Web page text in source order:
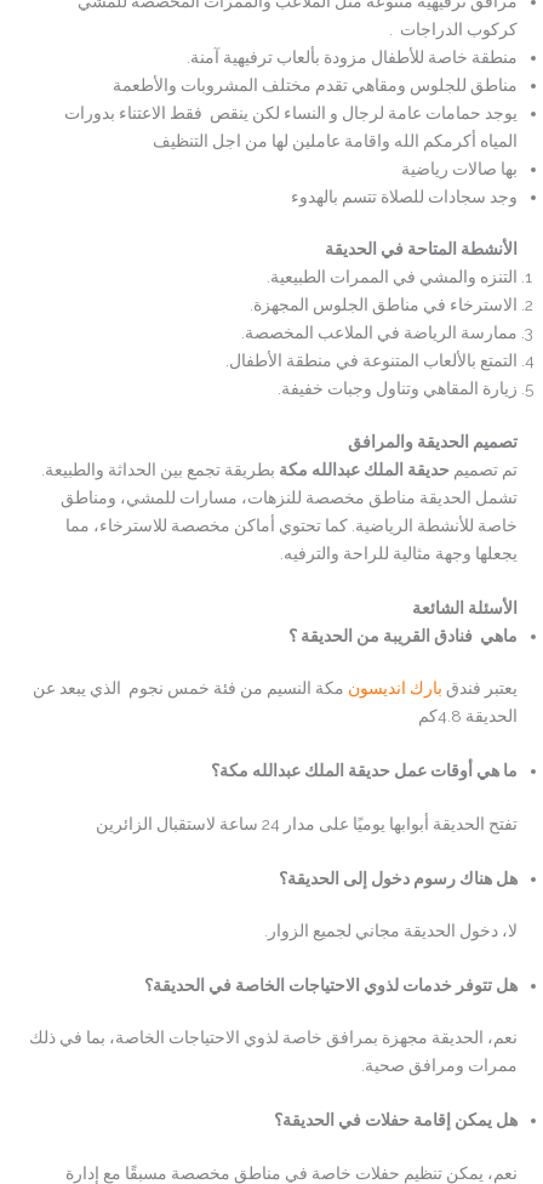
كركوب الدراجات .
منطقة خاصة للأطفال مزودة بألعاب ترفيهية آمنة.
مناطق للجلوس ومقاهي تقدم مختلف المشروبات والأطعمة
يوجد حمامات عامة لرجال و النساء لكن ينقص فقط الاعتناء بدورات
المياه أكرمكم الله واقامة عاملين لها من اجل التنظيف
بها صالات رياضية
وجد سجادات للصلاة تتسم بالهدوء
الأنشطة المتاحة في الحديقة
التنزه والمشي في الممرات الطبيعية.
الاسترخاء في مناطق الجلوس المجهزة.
ممارسة الرياضة في الملاعب المخصصة.
التمتع بالألعاب المتنوعة في منطقة الأطفال.
زيارة المقاهي وتناول وجبات خفيفة.
تصميم الحديقة والمرافق
تم تصميم حديقة الملك عبدالله مكة بطريقة تجمع بين الحداثة والطبيعة.
تشمل الحديقة مناطق مخصصة للنزهات، مسارات للمشي، ومناطق
خاصة للأنشطة الرياضية. كما تحتوي أماكن مخصصة للاسترخاء، مما
يجعلها وجهة مثالية للراحة والترفيه.
الأسئلة الشائعة
ماهي فنادق القريبة من الحديقة ؟
يعتبر فندق بارك انديسون مكة النسيم من فئة خمس نجوم الذي يبعد عن
الحديقة 4.8كم
ما هي أوقات عمل حديقة الملك عبدالله مكة؟
تفتح الحديقة أبوابها يوميًا على مدار 24 ساعة لاستقبال الزائرين
هل هناك رسوم دخول إلى الحديقة؟
لا، دخول الحديقة مجاني لجميع الزوار.
هل تتوفر خدمات لذوي الاحتياجات الخاصة في الحديقة؟
نعم، الحديقة مجهزة بمرافق خاصة لذوي الاحتياجات الخاصة، بما في ذلك
ممرات ومرافق صحية.
هل يمكن إقامة حفلات في الحديقة؟
نعم، يمكن تنظيم حفلات خاصة في مناطق مخصصة مسبقًا مع إدارة